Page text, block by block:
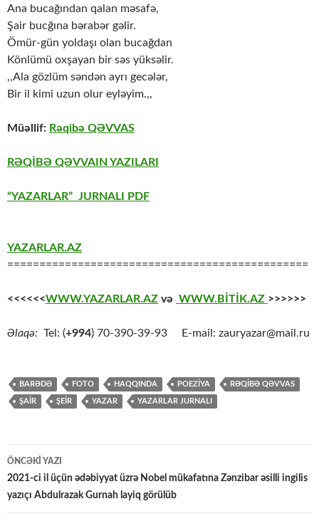
Ana bucağından qalan məsafə,
Şair bucğına bərabər gəlir.
Ömür-gün yoldaşı olan bucağdan
Könlümü oxşayan bir səs yüksəlir.
,,Ala gözlüm səndən ayrı gecələr,
Bir il kimi uzun olur eyləyim.,,
Müəllif: Rəqibə QƏVVAS
RƏQİBƏ QƏVVAIN YAZILARI
“YAZARLAR” JURNALI PDF
YAZARLAR.AZ
===============================================
<<<<<<WWW.YAZARLAR.AZ və WWW.BİTİK.AZ >>>>>>
Əlaqə: Tel: (+994) 70-390-39-93 E-mail: zauryazar@mail.ru
BARƏDƏ FOTO HAQQINDA POEZİYA RƏQİBƏ QƏVVAS
ŞAİR ŞEİR YAZAR YAZARLAR JURNALI
Yazılar
üzrə
naviqasiya
ÖNCƏKI YAZI
2021-ci il üçün ədəbiyyat üzrə Nobel mükafatına Zənzibar əsilli ingilis
yazıçı Abdulrazak Gurnah layiq görülüb